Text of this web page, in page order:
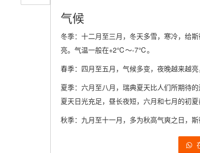
气候
冬季：十二月至三月，冬天多雪，寒冷，给
亮。气温一般在+2℃～-7℃。
春季：四月至五月，气候多变，夜晚越来越
夏季：六月至八月，瑞典夏天比人们所期待
夏天日光充足，昼长夜短，六月和七月的初夏
秋季：九月至十一月，多为秋高气爽之日，